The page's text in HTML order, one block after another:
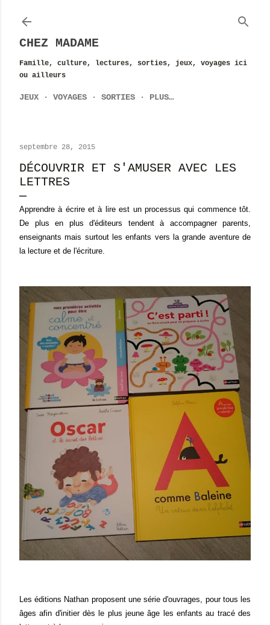
CHEZ MADAME
Famille, culture, lectures, sorties, jeux, voyages ici
ou ailleurs
JEUX VOYAGES SORTIES PLUS…
septembre 28, 2015
DÉCOUVRIR ET S'AMUSER AVEC LES
LETTRES
Apprendre à écrire et à lire est un processus qui commence tôt.
De plus en plus d'éditeurs tendent à accompagner parents,
enseignants mais surtout les enfants vers la grande aventure de
la lecture et de l'écriture.
Les éditions Nathan proposent une série d'ouvrages, pour tous les
âges afin d'initier dès le plus jeune âge les enfants au tracé des